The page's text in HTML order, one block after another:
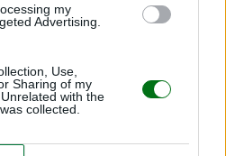
my
Advertising.
Use,
Sharing of my
with the
collected.
niños como adultos? ¿Qué
expertos?